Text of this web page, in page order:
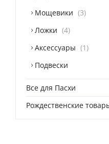
Мощевики
3
Ложки
4
Аксессуары
1
Подвески
Все для Пасхи
Рождественские